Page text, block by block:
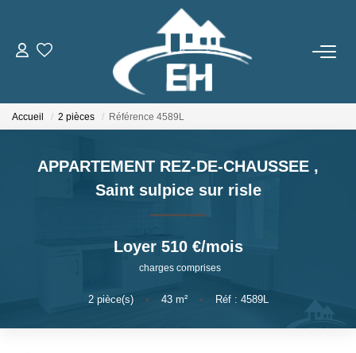
ACHETER
LOUER
Nos Biens
Gestion Locative
ESTIMER
NOTRE AGENCE
Accueil 2 pièces Référence 4589L
APPARTEMENT REZ-DE-CHAUSSEE ,
Saint sulpice sur risle
Loyer 510 €/mois
charges comprises
2pièce(s) • 43m² • Réf : 4589L